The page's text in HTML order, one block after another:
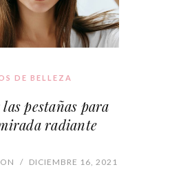
DE BELLEZA
pestañas para
radiante
/ DICIEMBRE 16, 2021